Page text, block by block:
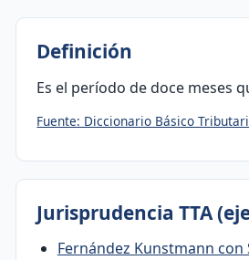
Definición
Es el período de doce meses
Fuente: Diccionario Básico
Jurisprudencia TTA
Fernández Kunstmann con